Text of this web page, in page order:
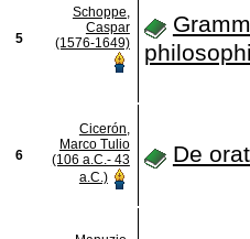
5
Schoppe,
Caspar
(1576-1649)
6
Cicerón,
Marco Tulio
(106 a.C.- 43
a.C.)
De